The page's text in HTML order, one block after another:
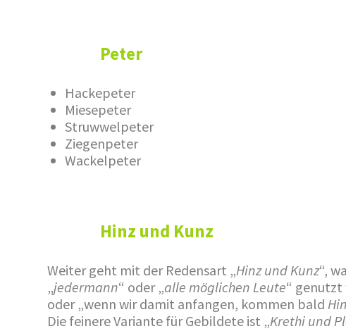
Peter
Hackepeter
Miesepeter
Struwwelpeter
Ziegenpeter
Wackelpeter
Hinz und Kunz
Weiter geht mit der Redensart „Hinz und Kunz“,
„jedermann“ oder „alle möglichen Leute“ genutzt
oder „wenn wir damit anfangen, kommen bald
Die feinere Variante für Gebildete ist „Krethi und